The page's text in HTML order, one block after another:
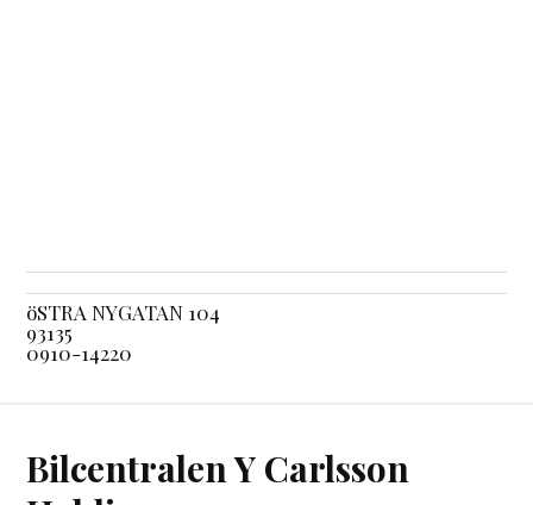
öSTRA NYGATAN 104
93135
0910-14220
Bilcentralen Y Carlsson